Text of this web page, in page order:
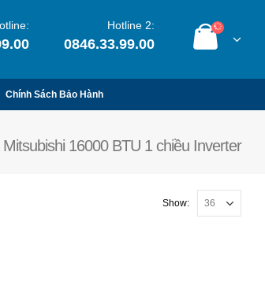
Hotline 2:
0846.33.99.00
Chính Sách Bảo Hành
16000 BTU 1 chiều Inverter
Show: